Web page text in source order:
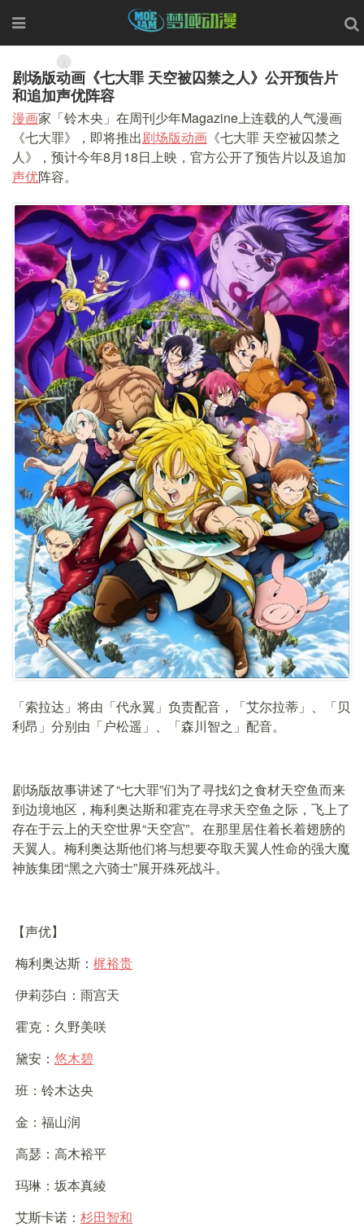
剧场版动画《七大罪 天空被囚禁之人》公开预告片
和追加声优阵容
漫画家「铃木央」在周刊少年Magazine上连载的人气漫画
《七大罪》，即将推出剧场版动画 《七大罪 天空被囚禁之
人》，预计今年8月18日上映，官方公开了预告片以及追加
声优阵容。
「索拉达」将由「代永翼」负责配音，「艾尔拉蒂」、「贝
利昂」分别由「户松遥」、「森川智之」配音。
剧场版故事讲述了“七大罪”们为了寻找幻之食材天空鱼而来
到边境地区，梅利奥达斯和霍克在寻求天空鱼之际，飞上了
存在于云上的天空世界“天空宫”。在那里居住着长着翅膀的
天翼人。梅利奥达斯他们将与想要夺取天翼人性命的强大魔
神族集团“黑之六骑士”展开殊死战斗。
【声优】
梅利奥达斯： 梶裕贵
伊莉莎白：雨宫天
霍克：久野美咲
黛安： 悠木碧
班：铃木达央
金：福山润
高瑟：高木裕平
玛琳：坂本真綾
艾斯卡诺： 杉田智和